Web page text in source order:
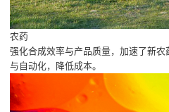
农药
强化合成效率与产品质量，加速了新
与自动化，降低成本。